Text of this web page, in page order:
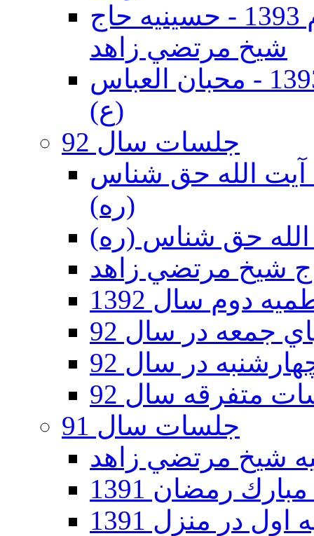
جلسات دهه اول محرم الحرام 1393 - حسينيه حاج
شيخ مرتضي زاهد
جلسات دهه اول محرم الحرام 1393 - محبان العباس
(ع)
جلسات سال 92
92 - حسينيه آيت الله حق شناس
(ره)
دوم سال 1392
جمعه در سال 92
در سال 92
متفرقه سال 92
جلسات سال 91
رمضان 1391
در منزل 1391